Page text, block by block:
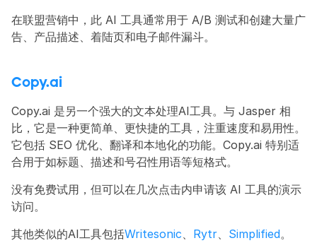
在联盟营销中，此 AI 工具通常用于 A/B 测试和创建大量广
告、产品描述、着陆页和电子邮件漏斗。
Copy.ai
Copy.ai 是另一个强大的文本处理AI工具。与 Jasper 相
比，它是一种更简单、更快捷的工具，注重速度和易用性。
它包括 SEO 优化、翻译和本地化的功能。Copy.ai 特别适
合用于如标题、描述和号召性用语等短格式。
没有免费试用，但可以在几次点击内申请该 AI 工具的演示
访问。
其他类似的AI工具包括Writesonic、 Rytr、 Simplified。